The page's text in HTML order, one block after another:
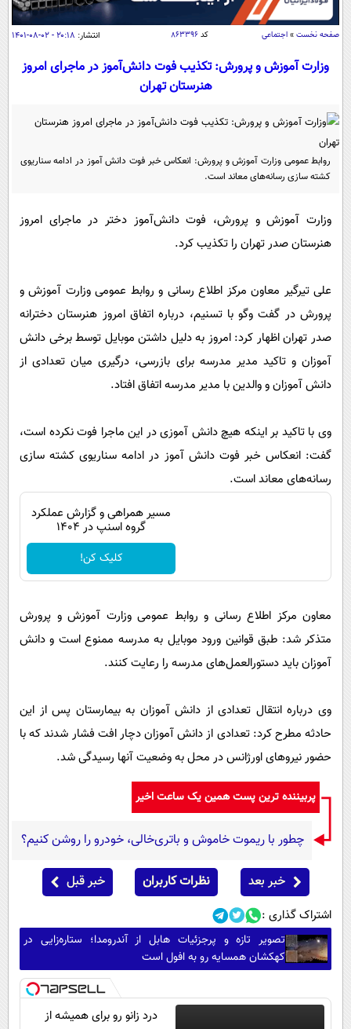
سیاسی
اقتصاد
اقتصادی
خودرو
جامعه
اجتماعی
سفر و تفریح
ورزشی
علم و دانش
علمی
اخبار کریپتو
گوناگون
سرگرمی
فیلم
ورزش
سیاست
سرگرمی
فناوری
حیات وحش
سیاست خارجی
خواندنی ها و دیدنی ها
روانشناسی
آموزش زبان
صفحه نخست » اجتماعی کد۸۶۳۳۹۶ انتشار: ۲۰:۱۸ - ۰۲-۰۸-۱۴۰۱
وزارت آموزش و پرورش: تکذیب فوت دانش‌آموز در ماجرای امروز
هنرستان تهران
روابط عمومی وزارت آموزش و پرورش: انعکاس خبر فوت دانش آموز در ادامه سناریوی
کشته سازی رسانه‌های معاند است‌.
وزارت آموزش و پرورش، فوت دانش‌آموز دختر در ماجرای امروز
هنرستان صدر تهران را تکذیب کرد.
علی تیرگیر معاون مرکز اطلاع رسانی و روابط عمومی وزارت آموزش و
پرورش در گفت وگو با تسنیم، درباره اتفاق امروز هنرستان دخترانه
صدر تهران اظهار کرد: امروز به دلیل داشتن موبایل توسط برخی دانش
آموزان و تاکید مدیر مدرسه برای بازرسی، درگیری میان تعدادی از
دانش آموزان و والدین با مدیر مدرسه اتفاق افتاد.
وی با تاکید بر اینکه هیچ دانش آموزی در این ماجرا فوت نکرده است،
گفت: انعکاس خبر فوت دانش آموز در ادامه سناریوی کشته سازی
رسانه‌های معاند است‌.
مسیر همراهی و گزارش عملکرد
گروه اسنپ در ۱۴۰۴
کلیک کن!
معاون مرکز اطلاع رسانی و روابط عمومی وزارت آموزش و پرورش
متذکر شد: طبق قوانین ورود موبایل به مدرسه ممنوع است و دانش
آموزان باید دستورالعمل‌های مدرسه را رعایت کنند.
وی درباره انتقال تعدادی از دانش آموزان به بیمارستان پس از این
حادثه مطرح کرد: تعدادی از دانش آموزان دچار افت فشار شدند که با
حضور نیروهای اورژانس در محل به وضعیت آنها رسیدگی شد.
پربیننده ترین پست همین یک ساعت اخیر
چطور با ریموت خاموش و باتری‌خالی، خودرو را روشن کنیم؟
خبر بعد نظرات کاربران خبر قبل
اشتراک گذاری :
تصویر تازه و پرجزئیات هابل از آندرومدا؛ ستاره‌زایی در
کهکشان همسایه رو به افول است
درد زانو رو برای همیشه از